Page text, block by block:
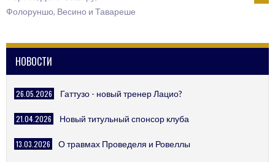
NAVIGATION
Фолоруншо, Весино и Тавареше
НОВОСТИ
26.05.2026 Гаттузо - новый тренер Лацио?
21.04.2026 Новый титульный спонсор клуба
13.03.2026 О травмах Проведеля и Ровеллы